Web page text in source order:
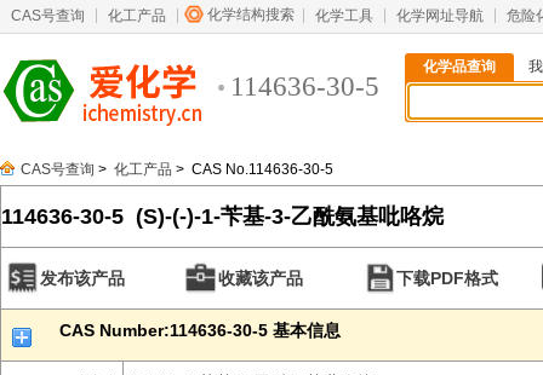
CAS号查询 化工产品 化学结构搜索 化学工具 化学网址导航 危险
114636-30-5
化学品查询
CAS号查询 > 化工产品 > CAS No.114636-30-5
114636-30-5 (S)-(-)-1-苄基-3-乙酰氨基吡咯烷
发布该产品 收藏该产品 下载PDF格式
CAS Number:114636-30-5 基本信息